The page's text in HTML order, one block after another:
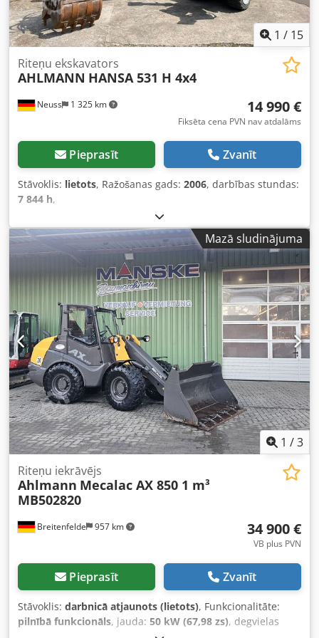
1 / 15
Neuss 1 325 km
Riteņu ekskavators
AHLMANN HANSA 531 H 4x4
14 990 €
Fiksēta cena PVN nav atdalāms
Pieprasīt Zvanīt
Stāvoklis: lietots, Ražošanas gads: 2006, darbības stundas:
7 844 h,
Mazā sludinājuma
1 /3
Breitenfelde 957 km
Riteņu iekrāvējs
Ahlmann Mecalac AX 850 1 m³
MB502820
34 900 €
VB plus PVN
Pieprasīt Zvanīt
Stāvoklis: darbnicā atjaunots (lietots), Funkcionalitāte:
pilnībā funkcionāls, jauda: 50 kW (67,98 zs), degvielas